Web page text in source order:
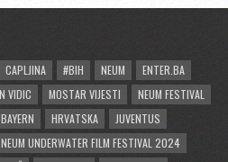
CAPLJINA #BIH NEUM
ENTER.BA
VIDIC MOSTAR VIJESTI
NEUM FESTIVAL
BAYERN HRVATSKA
JUVENTUS
NEUM UNDERWATER FILM FESTIVAL 2024